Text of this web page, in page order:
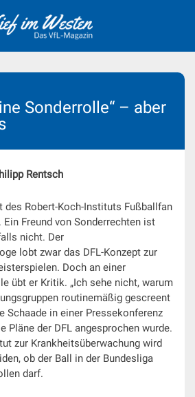
Sonderrolle“ – aber
Rentsch
des Robert-Koch-Instituts Fußballfan
Freund von Sonderrechten ist
nicht. Der
lobt zwar das DFL-Konzept zur
Doch an einer
übt er Kritik. „Ich sehe nicht, warum
routinemäßig gescreent
Schaade in einer Pressekonferenz
Pläne der DFL angesprochen wurde.
zur Krankheitsüberwachung wird
ob der Ball in der Bundesliga
darf.